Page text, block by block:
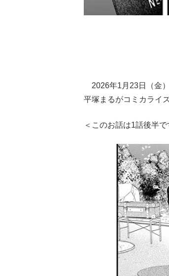
2026年1月23日（金
平塚まるがコミカライ
＜このお話は1話後半